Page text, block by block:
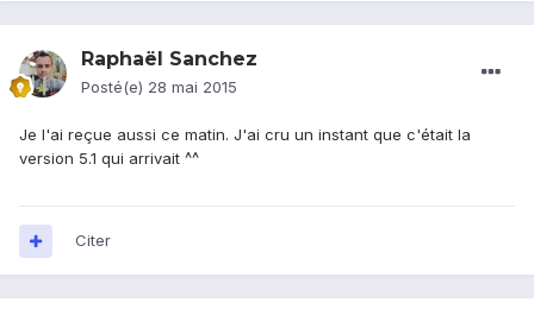
Raphaël Sanchez
Posté(e) 28 mai 2015
Je l'ai reçue aussi ce matin. J'ai cru un instant que c'était la
version 5.1 qui arrivait ^^
Citer